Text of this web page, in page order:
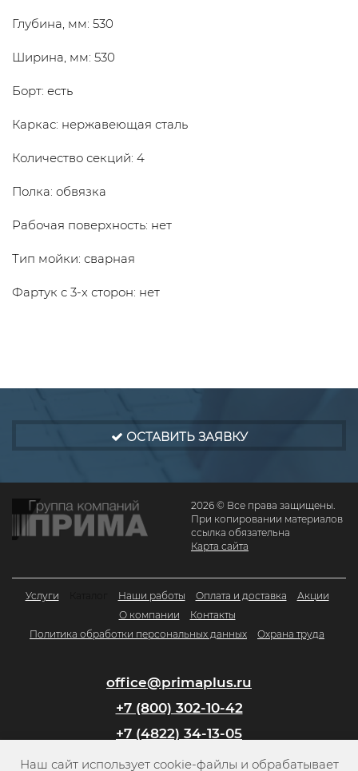
Глубина, мм: 530
Ширина, мм: 530
Борт: есть
Каркас: нержавеющая сталь
Количество секций: 4
Полка: обвязка
Рабочая поверхность: нет
Тип мойки: сварная
Фартук с 3-х сторон: нет
ОСТАВИТЬ ЗАЯВКУ
2026 © Все права защищены.
При копировании материалов
ссылка обязательна
Карта сайта
Услуги Наши работы Оплата и доставка
Акции
О компании
Контакты
Политика обработки персональных данных
Охрана труда
office@primaplus.ru
+7 (800) 302-10-42
+7 (4822) 34-13-05
Наш сайт использует cookie-файлы и обрабатывает